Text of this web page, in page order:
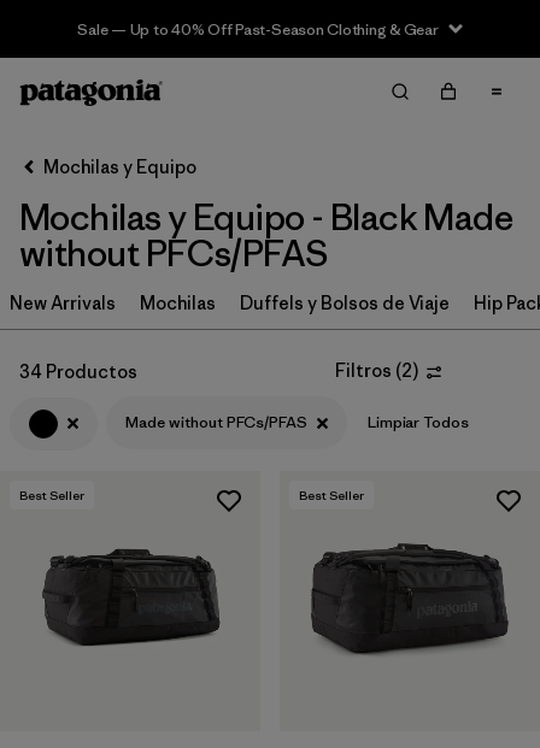
Sale — Up to 40% Off Past-Season Clothing & Gear
Filter & Sort Limpiar Todos
Ordenar Por
Filtrar por
Category
Filtrar por
Price
Filtrar por
Volume
Mochilas y Equipo
Mochilas y Equipo - Black Made
without PFCs/PFAS
New Arrivals Mochilas Duffels y Bolsos de Viaje Hip
34 Productos Filtros (2)
Made without PFCs/PFAS Limpiar Todos
Best Seller Best Seller